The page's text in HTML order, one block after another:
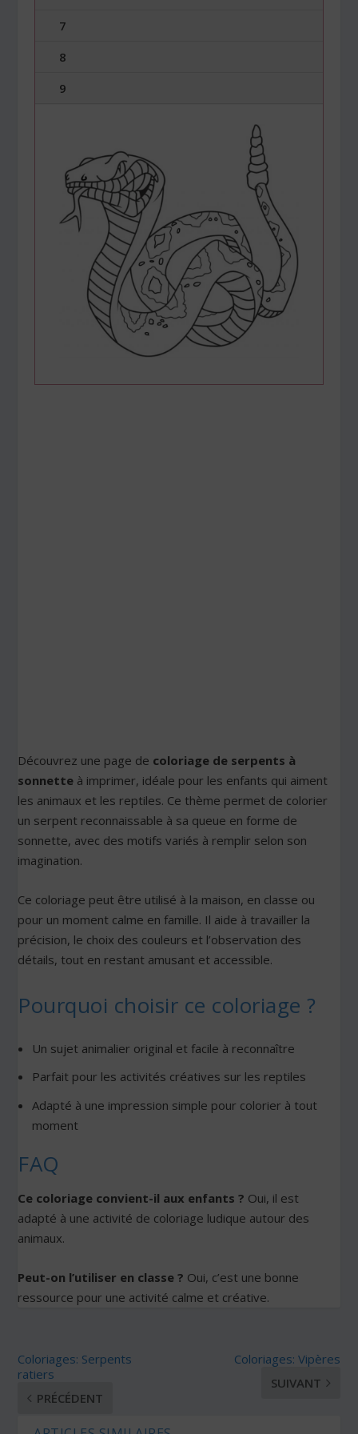
7
8
9
Découvrez une page de coloriage de serpents à
sonnette à imprimer, idéale pour les enfants qui aiment
les animaux et les reptiles. Ce thème permet de colorier
un serpent reconnaissable à sa queue en forme de
sonnette, avec des motifs variés à remplir selon son
imagination.
Ce coloriage peut être utilisé à la maison, en classe ou
pour un moment calme en famille. Il aide à travailler la
précision, le choix des couleurs et l’observation des
détails, tout en restant amusant et accessible.
Pourquoi choisir ce coloriage ?
Un sujet animalier original et facile à reconnaître
Parfait pour les activités créatives sur les reptiles
Adapté à une impression simple pour colorier à tout
moment
FAQ
Ce coloriage convient-il aux enfants ? Oui, il est
adapté à une activité de coloriage ludique autour des
animaux.
Peut-on l’utiliser en classe ? Oui, c’est une bonne
ressource pour une activité calme et créative.
Coloriages: Serpents
ratiers
PRÉCÉDENT
Coloriages: Vipères
SUIVANT